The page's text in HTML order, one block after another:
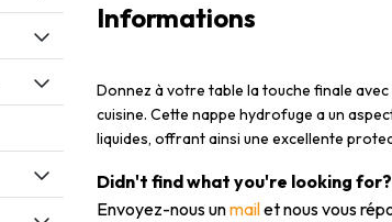
Informations
Donnez à votre table la touche finale
cuisine. Cette nappe hydrofuge a un
liquides, offrant ainsi une excellente
Didn't find what you're looking for?
Envoyez-nous unmailet nous vous